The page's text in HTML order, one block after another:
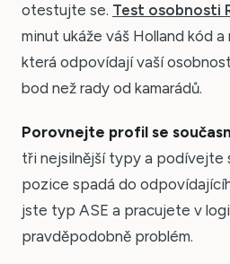
otestujte se. Test osobnosti
minut ukáže váš Holland kód
která odpovídají vaší
bod než rady od kamarádů.
Porovnejte profil se
tři nejsilnější typy a podívejte
pozice spadá do
jste typ ASE a pracujete v
pravděpodobně problém.